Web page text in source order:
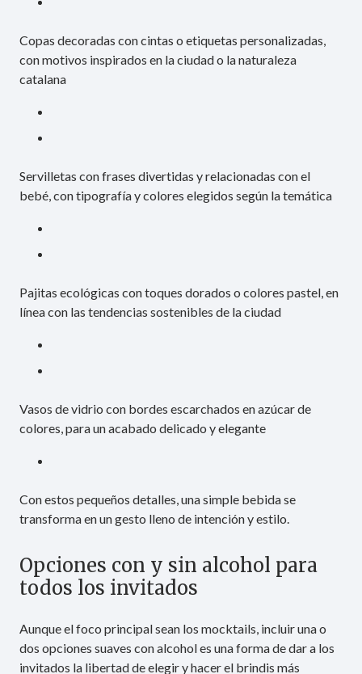
Copas decoradas con cintas o etiquetas personalizadas,
con motivos inspirados en la ciudad o la naturaleza
catalana
Servilletas con frases divertidas y relacionadas con el
bebé, con tipografía y colores elegidos según la temática
Pajitas ecológicas con toques dorados o colores pastel, en
línea con las tendencias sostenibles de la ciudad
Vasos de vidrio con bordes escarchados en azúcar de
colores, para un acabado delicado y elegante
Con estos pequeños detalles, una simple bebida se
transforma en un gesto lleno de intención y estilo.
Opciones con y sin alcohol para
todos los invitados
Aunque el foco principal sean los mocktails, incluir una o
dos opciones suaves con alcohol es una forma de dar a los
invitados la libertad de elegir y hacer el brindis más